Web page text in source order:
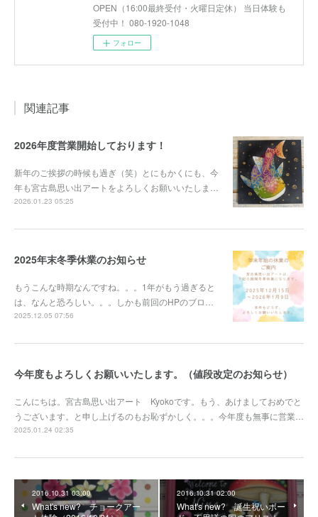
OPEN（16:00最終受付・火曜日定休） 当日体験も
受付中！ 080-1920-1048
フォロー
関連記事
2026年度営業開始しております！
新年のご挨拶の時候も過ぎ（笑）とにもかくにも、今
年も宮古島思い出アートをよろしくお願いいたしま…
2026.01.23 05:25
2025年末冬季休業のお知らせ
もうこんな時期なんですね。。。1年がもう過ぎると
は、なんと恐ろしい。。。しかも前回のHPのブロ…
2025.12.05 07:56
今年度もよろしくお願いいたします。（値段改定のお知らせ）
こんにちは。宮古島思い出アート Kyokoです。もう、あけましておめでと
うございます。と申し上げるのもお恥ずかしく。。。今年度も無事に営業…
2025.01.24 02:35
2016.10.31 03:00
What's new? チョークアー
2016.10.31 02:00
What's new? 誕生祝いボー